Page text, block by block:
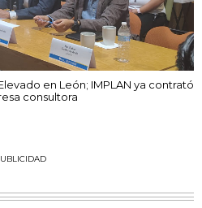
en León; IMPLAN ya contrató
consultora